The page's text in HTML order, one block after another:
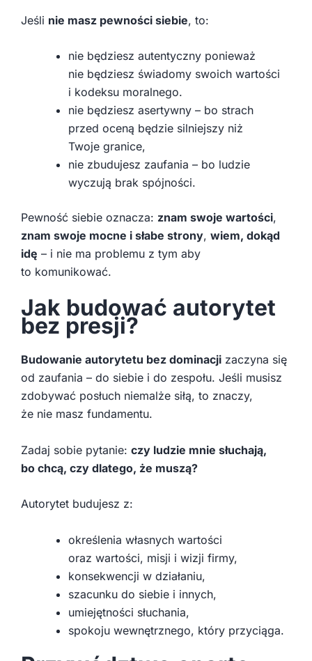
Jeśli nie masz pewności siebie, to:
nie będziesz autentyczny ponieważ
nie będziesz świadomy swoich wartości
i kodeksu moralnego.
nie będziesz asertywny – bo strach
przed oceną będzie silniejszy niż
Twoje granice,
nie zbudujesz zaufania – bo ludzie
wyczują brak spójności.
Pewność siebie oznacza: znam swoje wartości,
znam swoje mocne i słabe strony, wiem, dokąd
idę – i nie ma problemu z tym aby
to komunikować.
Jak budować autorytet
bez presji?
Budowanie autorytetu bez dominacji zaczyna się
od zaufania – do siebie i do zespołu. Jeśli musisz
zdobywać posłuch niemalże siłą, to znaczy,
że nie masz fundamentu.
Zadaj sobie pytanie: czy ludzie mnie słuchają,
bo chcą, czy dlatego, że muszą?
Autorytet budujesz z:
określenia własnych wartości
oraz wartości, misji i wizji firmy,
konsekwencji w działaniu,
szacunku do siebie i innych,
umiejętności słuchania,
spokoju wewnętrznego, który przyciąga.